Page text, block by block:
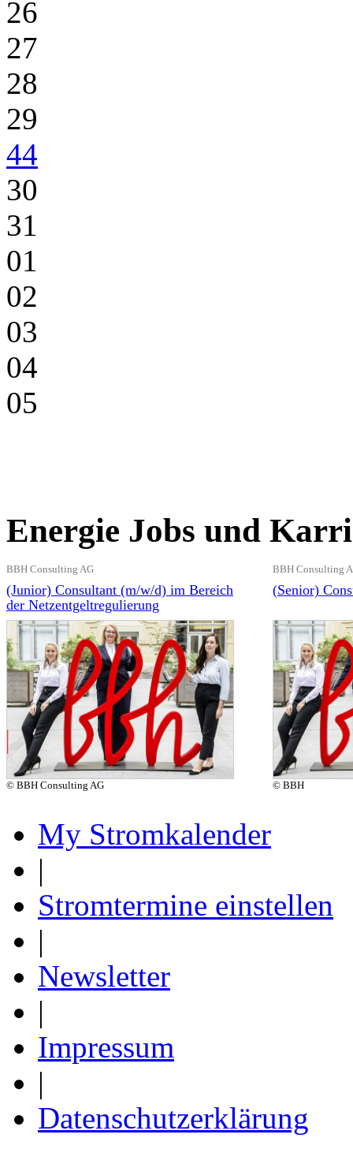
26
27
28
29
44
30
31
01
02
03
04
05
Energie Jobs und
BBH Consulting AG
(Junior) Consultant (m/w/d) im Bereich
der Netzentgeltregulierung
© BBH Consulting AG
BBH Consulting
(Senior)
© BBH
My Stromkalender
|
Stromtermine einstellen
|
Newsletter
|
Impressum
|
Datenschutzerklärung